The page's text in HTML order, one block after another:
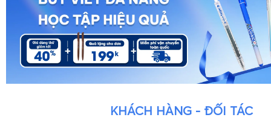
KHÁCH HÀNG - ĐỐI TÁC